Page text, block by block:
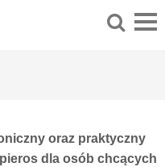
oraz praktyczny
dla osób chcących